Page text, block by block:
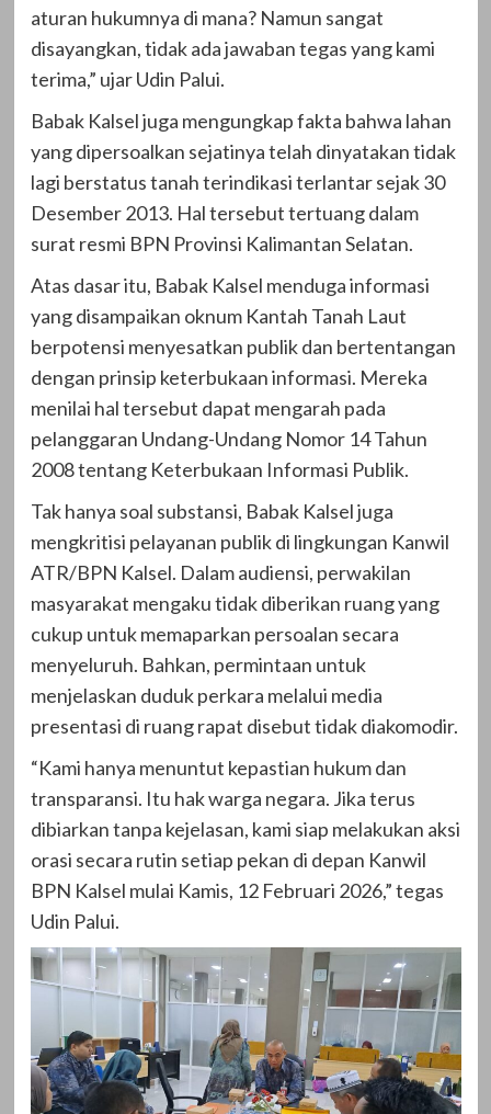
aturan hukumnya di mana? Namun sangat
disayangkan, tidak ada jawaban tegas yang kami
terima,” ujar Udin Palui.
Babak Kalsel juga mengungkap fakta bahwa lahan
yang dipersoalkan sejatinya telah dinyatakan tidak
lagi berstatus tanah terindikasi terlantar sejak 30
Desember 2013. Hal tersebut tertuang dalam
surat resmi BPN Provinsi Kalimantan Selatan.
Atas dasar itu, Babak Kalsel menduga informasi
yang disampaikan oknum Kantah Tanah Laut
berpotensi menyesatkan publik dan bertentangan
dengan prinsip keterbukaan informasi. Mereka
menilai hal tersebut dapat mengarah pada
pelanggaran Undang-Undang Nomor 14 Tahun
2008 tentang Keterbukaan Informasi Publik.
Tak hanya soal substansi, Babak Kalsel juga
mengkritisi pelayanan publik di lingkungan Kanwil
ATR/BPN Kalsel. Dalam audiensi, perwakilan
masyarakat mengaku tidak diberikan ruang yang
cukup untuk memaparkan persoalan secara
menyeluruh. Bahkan, permintaan untuk
menjelaskan duduk perkara melalui media
presentasi di ruang rapat disebut tidak diakomodir.
“Kami hanya menuntut kepastian hukum dan
transparansi. Itu hak warga negara. Jika terus
dibiarkan tanpa kejelasan, kami siap melakukan aksi
orasi secara rutin setiap pekan di depan Kanwil
BPN Kalsel mulai Kamis, 12 Februari 2026,” tegas
Udin Palui.